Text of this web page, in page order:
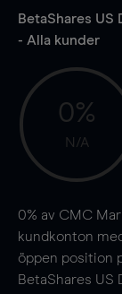
BetaShares US
- Alla kunder
0%
N/A
0% av CMC
kundkonton
öppen position
BetaShares US